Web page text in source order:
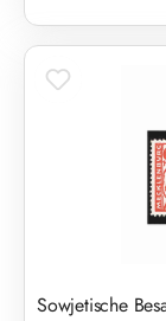
Sowjetische